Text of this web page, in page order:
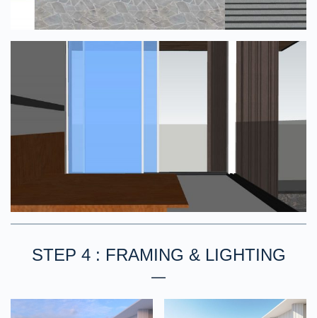
STEP 4 : FRAMING & LIGHTING